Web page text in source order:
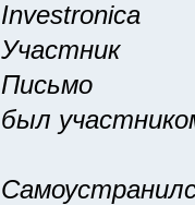
Investronica
Участник
Письмо
был